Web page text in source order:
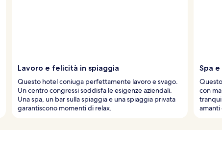
Lavoro e felicità in spiaggia
Questo hotel coniuga perfettamente lavoro e svago.
Un centro congressi soddisfa le esigenze aziendali.
Una spa, un bar sulla spiaggia e una spiaggia privata
garantiscono momenti di relax.
Spa
con
amanti